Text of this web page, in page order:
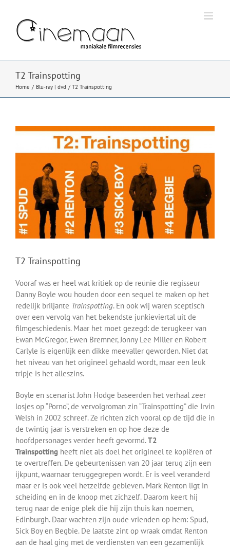
inhoud
T2 Trainspotting
Home Blu-ray | dvd T2 Trainspotting
Bekijk
afbeelding
T2 Trainspotting
Vooraf was er heel wat kritiek op de reünie die regisseur
Danny Boyle wou houden door een sequel te maken op het
redelijk briljante Trainspotting. En ook wij waren sceptisch
over een vervolg van het bekendste junkieviertal uit de
filmgeschiedenis. Maar het moet gezegd: de terugkeer van
Ewan McGregor, Ewen Bremner, Jonny Lee Miller en Robert
Carlyle is eigenlijk een dikke meevaller geworden. Niet dat
het niveau van het origineel gehaald wordt, maar een leuk
tripje is het alleszins.
Boyle en scenarist John Hodge baseerden het verhaal zeer
losjes op “Porno”, de vervolgroman zin “Trainspotting” die Irvin
Welsh in 2002 schreef. Ze richten zich vooral op de tijd die in
de twintig jaar is verstreken en op hoe deze de
hoofdpersonages verder heeft gevormd.T2
Trainspotting heeft niet als doel het origineel te kopiëren of
te overtreffen. De gebeurtenissen van 20 jaar terug zijn een
ijkpunt, waarnaar teruggegrepen wordt. Er is veel veranderd
maar er is ook veel hetzelfde gebleven. Mark Renton ligt in
scheiding en in de knoop met zichzelf. Daarom keert hij
terug naar de enige plek die hij zijn thuis kan noemen,
Edinburgh. Daar wachten zijn oude vrienden op hem: Spud,
Sick Boy en Begbie. De laatste zint op wraak omdat Renton
aan de haal ging met de verdiensten van een gezamenlijk